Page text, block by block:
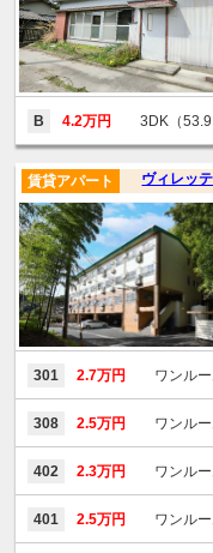
B 4.2万円 3DK（
ヴィレッ
賃貸アパート
301 2.7万円 ワンル
308 2.5万円 ワンル
402 2.3万円 ワンル
401 2.5万円 ワンル